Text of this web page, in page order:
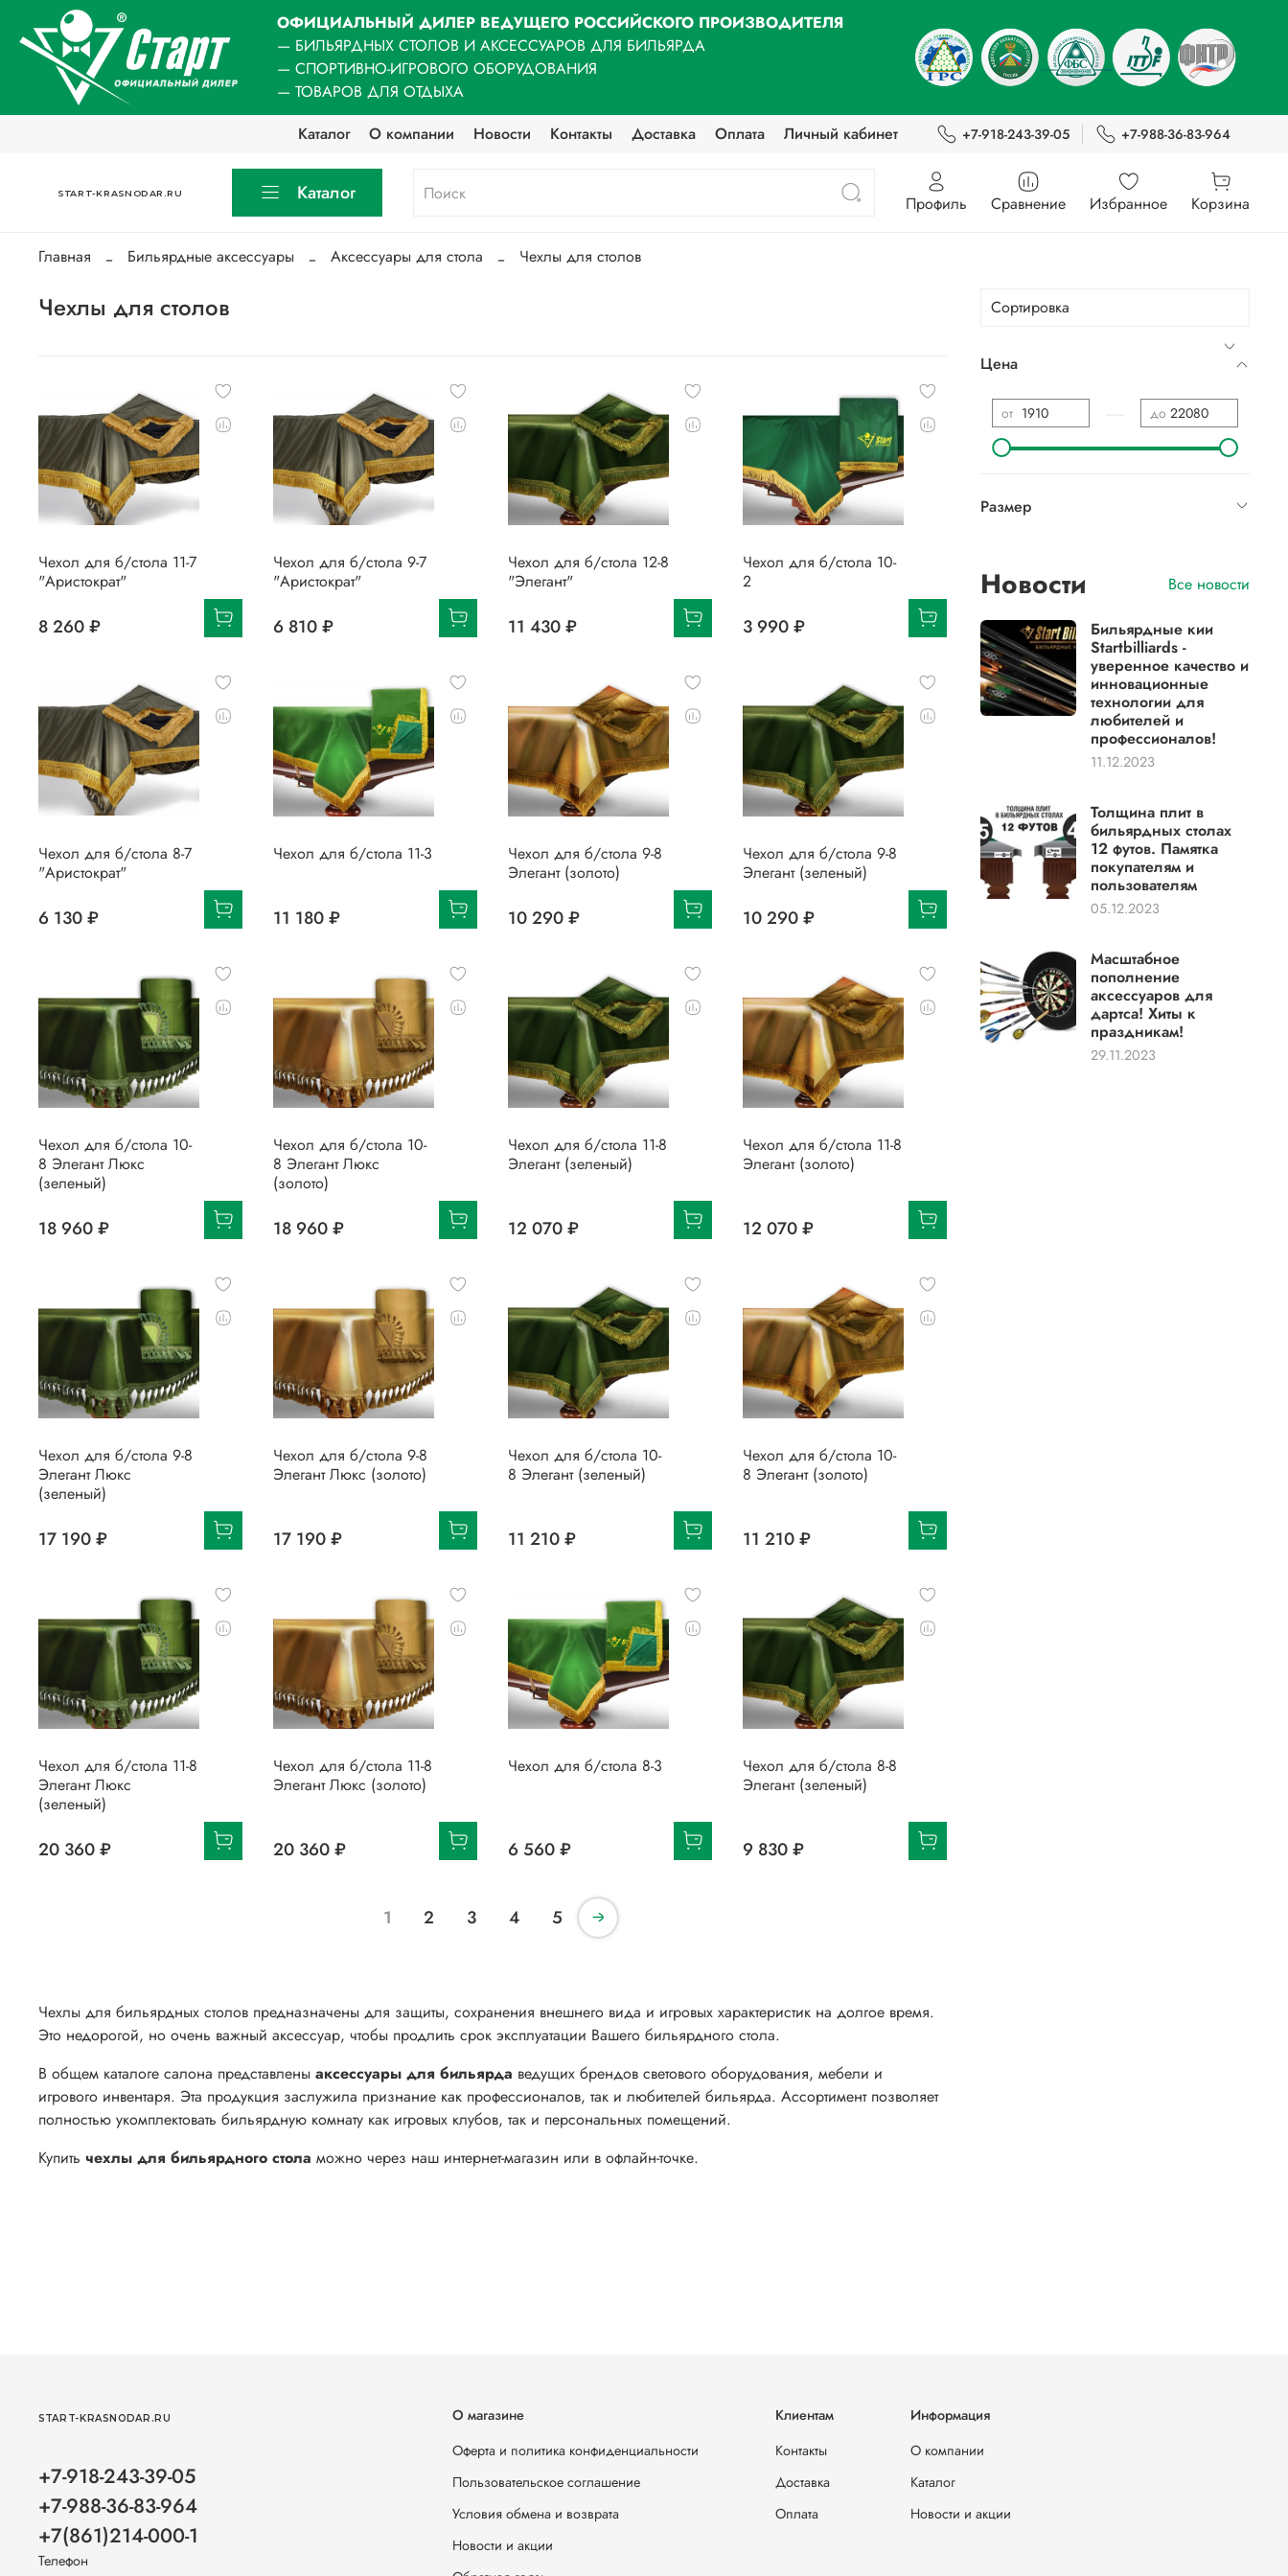
ОФИЦИАЛЬНЫЙ ДИЛЕР ВЕДУЩЕГО РОССИЙСКОГО ПРОИЗВОДИТЕЛЯ
— БИЛЬЯРДНЫХ СТОЛОВ И АКСЕССУАРОВ ДЛЯ БИЛЬЯРДА
— СПОРТИВНО-ИГРОВОГО ОБОРУДОВАНИЯ
— ТОВАРОВ ДЛЯ ОТДЫХА
Каталог
О компании Новости Контакты Доставка Оплата Личный кабинет +7-918-243-39-05 +7-988-36-83-964
START-KRASNODAR.RU Каталог Профиль Сравнение Избранное Корзина
Главная Бильярдные аксессуары Аксессуары для стола Чехлы для столов
Чехлы для столов
Чехол для б/стола 11-7
"Аристократ"
8 260 ₽
Чехол для б/стола 9-7
"Аристократ"
6 810 ₽
Чехол для б/стола 12-8
"Элегант"
11 430 ₽
Чехол для б/стола 10-
2
3 990 ₽
Чехол для б/стола 8-7
"Аристократ"
6 130 ₽
Чехол для б/стола 11-3
11 180 ₽
Чехол для б/стола 9-8
Элегант (золото)
10 290 ₽
Чехол для б/стола 9-8
Элегант (зеленый)
10 290 ₽
Чехол для б/стола 10-
8 Элегант Люкс
(зеленый)
18 960 ₽
Чехол для б/стола 10-
8 Элегант Люкс
(золото)
18 960 ₽
Чехол для б/стола 11-8
Элегант (зеленый)
12 070 ₽
Чехол для б/стола 11-8
Элегант (золото)
12 070 ₽
Чехол для б/стола 9-8
Элегант Люкс
(зеленый)
17 190 ₽
Чехол для б/стола 9-8
Элегант Люкс (золото)
17 190 ₽
Чехол для б/стола 10-
8 Элегант (зеленый)
11 210 ₽
Чехол для б/стола 10-
8 Элегант (золото)
11 210 ₽
Чехол для б/стола 11-8
Элегант Люкс
(зеленый)
20 360 ₽
Чехол для б/стола 11-8
Элегант Люкс (золото)
20 360 ₽
Чехол для б/стола 8-3
6 560 ₽
Чехол для б/стола 8-8
Элегант (зеленый)
9 830 ₽
1 2 3 4 5
Чехлы для бильярдных столов предназначены для защиты, сохранения внешнего вида и игровых характеристик на долгое время.
Это недорогой, но очень важный аксессуар, чтобы продлить срок эксплуатации Вашего бильярдного стола.
В общем каталоге салона представлены аксессуары для бильярда ведущих брендов светового оборудования, мебели и
игрового инвентаря. Эта продукция заслужила признание как профессионалов, так и любителей бильярда. Ассортимент позволяет
полностью укомплектовать бильярдную комнату как игровых клубов, так и персональных помещений.
Купить чехлы для бильярдного стола можно через наш интернет-магазин или в офлайн-точке.
Цена
от до
Размер
Новости Все новости
Бильярдные кии
Startbilliards -
уверенное качество и
инновационные
технологии для
любителей и
профессионалов!
11.12.2023
Толщина плит в
бильярдных столах
12 футов. Памятка
покупателям и
пользователям
05.12.2023
Масштабное
пополнение
аксессуаров для
дартса! Хиты к
праздникам!
29.11.2023
О магазине
Оферта и политика конфиденциальности
Пользовательское соглашение
Условия обмена и возврата
Новости и акции
Клиентам
Контакты
Доставка
Оплата
Информация
О компании
Каталог
Новости и акции
START-KRASNODAR.RU
+7-918-243-39-05
+7-988-36-83-964
+7(861)214-000-1
Телефон